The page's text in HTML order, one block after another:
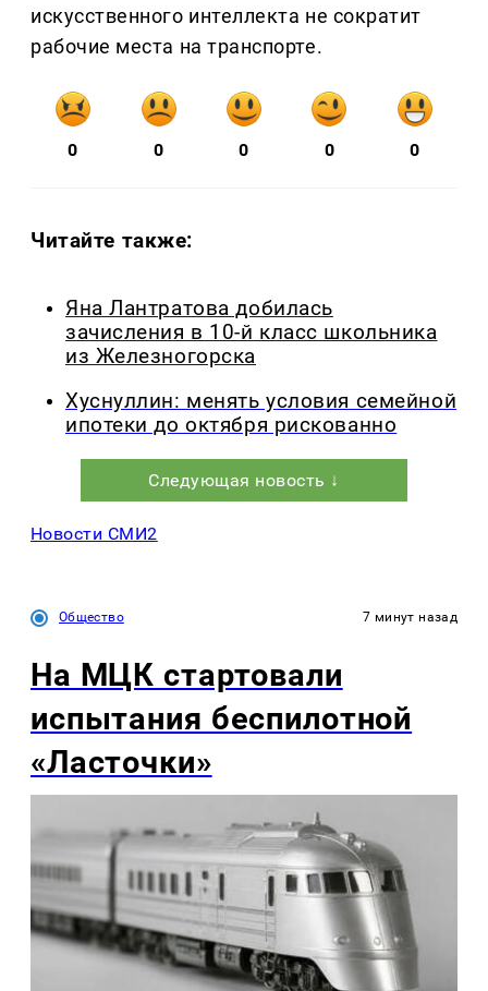
искусственного интеллекта не сократит
рабочие места на транспорте.
0 0 0 0 0
Читайте также:
Яна Лантратова добилась
зачисления в 10-й класс школьника
из Железногорска
Хуснуллин: менять условия семейной
ипотеки до октября рискованно
Следующая новость ↓
Новости СМИ2
Общество 7 минут назад
На МЦК стартовали
испытания беспилотной
«Ласточки»